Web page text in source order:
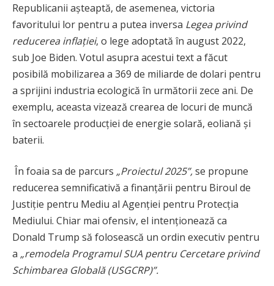
Republicanii așteaptă, de asemenea, victoria
favoritului lor pentru a putea inversa Legea privind
reducerea inflației, o lege adoptată în august 2022,
sub Joe Biden. Votul asupra acestui text a făcut
posibilă mobilizarea a 369 de miliarde de dolari pentru
a sprijini industria ecologică în următorii zece ani. De
exemplu, aceasta vizează crearea de locuri de muncă
în sectoarele producției de energie solară, eoliană și
baterii.
În foaia sa de parcurs „Proiectul 2025”,se propune
reducerea semnificativă a finanțării pentru Biroul de
Justiție pentru Mediu al Agenției pentru Protecția
Mediului. Chiar mai ofensiv, el intenționează ca
Donald Trump să folosească un ordin executiv pentru
a „remodela Programul SUA pentru Cercetare privind
Schimbarea Globală (USGCRP)”.